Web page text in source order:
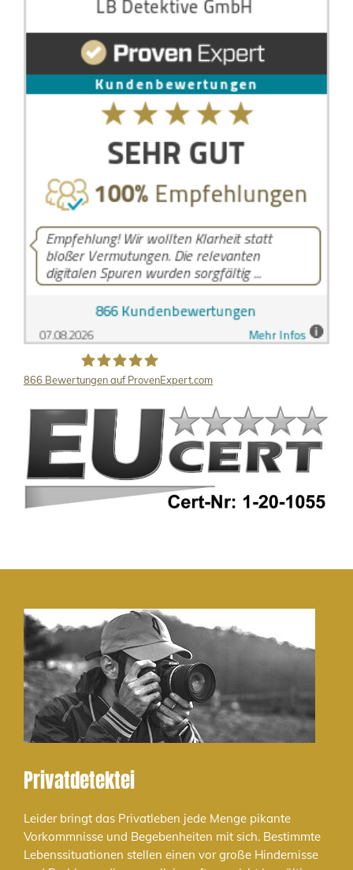
LB Detektive GmbH
866 Bewertungen auf ProvenExpert.com
Privatdetektei
Leider bringt das Privatleben jede Menge pikante
Vorkommnisse und Begebenheiten mit sich. Bestimmte
Lebenssituationen stellen einen vor große Hindernisse